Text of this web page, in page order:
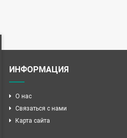
ИНФОРМАЦИЯ
О нас
Связаться с нами
Карта сайта